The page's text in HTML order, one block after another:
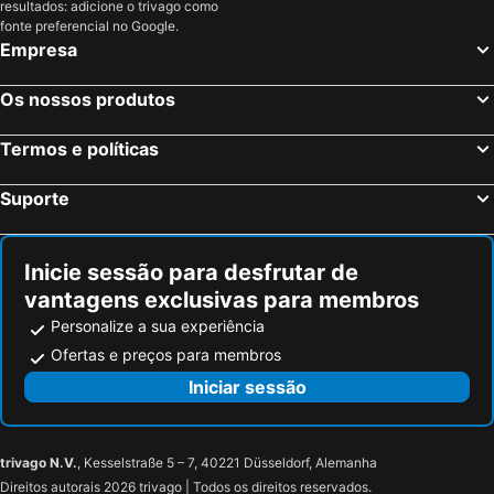
Arnhem, Gelderland Hotéis
Munique, Baviera Hotéis
Hamburgo, Hamburgo Hotéis
Stuttgart, Bade-Vurtemberga Hotéis
resultados: adicione o trivago como
fonte preferencial no Google.
Empresa
Os nossos produtos
Termos e políticas
Suporte
Inicie sessão para desfrutar de
vantagens exclusivas para membros
Personalize a sua experiência
Ofertas e preços para membros
Iniciar sessão
trivago N.V., Kesselstraße 5 – 7, 40221 Düsseldorf, Alemanha
Direitos autorais 2026 trivago | Todos os direitos reservados.